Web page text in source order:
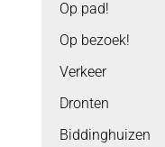
Op pad!
Op bezoek!
Verkeer
Dronten
Biddinghuizen